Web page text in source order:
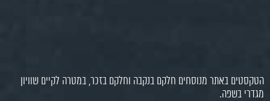
הטקסטים באתר מנוסחים חלקם בנקבה וחלקם בזכר, במטרה לקיים שוויון
מגדרי בשפה.